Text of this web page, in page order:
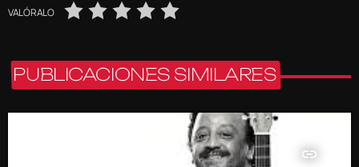
VALÓRALO
PUBLICACIONES SIMILARES
insert_link